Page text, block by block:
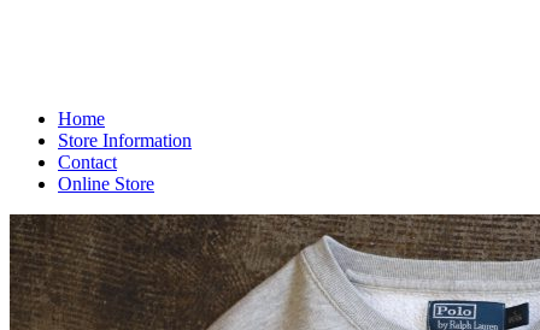
Home
Store Information
Contact
Online Store